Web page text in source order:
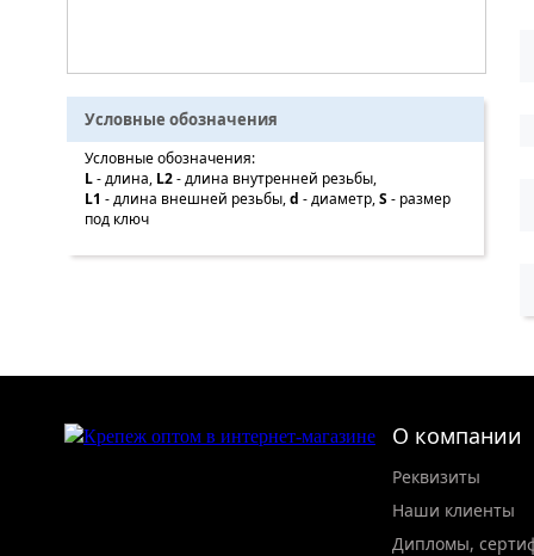
Условные обозначения
Условные обозначения:
L- длина, L2- длина внутренней резьбы,
L1 - длина внешней резьбы,d - диаметр,S - размер
под ключ
О компании
Реквизиты
Наши клиенты
Дипломы,